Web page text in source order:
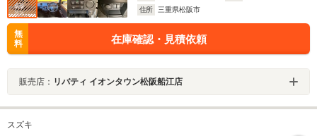
住所
三重県松阪市
無
料
在庫確認・見積依頼
販売店： リバティ イオンタウン松阪船江店
スズキ